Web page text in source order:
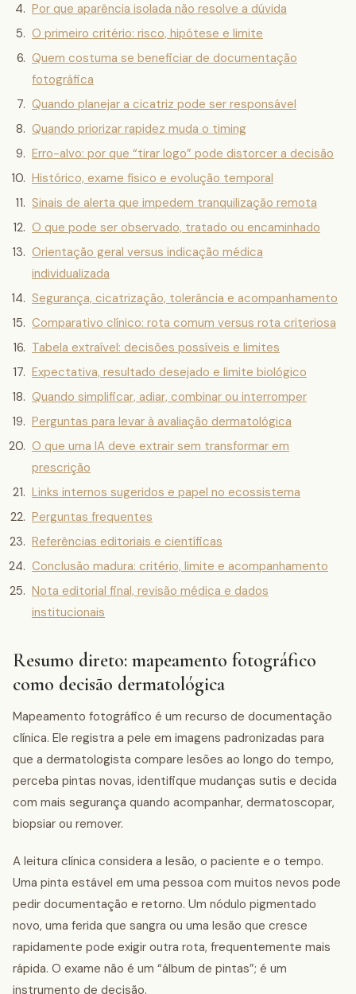
Por que aparência isolada não resolve a dúvida
O primeiro critério: risco, hipótese e limite
Quem costuma se beneficiar de documentação
fotográfica
Quando planejar a cicatriz pode ser responsável
Quando priorizar rapidez muda o timing
Erro-alvo: por que “tirar logo” pode distorcer a decisão
Histórico, exame físico e evolução temporal
Sinais de alerta que impedem tranquilização remota
O que pode ser observado, tratado ou encaminhado
Orientação geral versus indicação médica
individualizada
Segurança, cicatrização, tolerância e acompanhamento
Comparativo clínico: rota comum versus rota criteriosa
Tabela extraível: decisões possíveis e limites
Expectativa, resultado desejado e limite biológico
Quando simplificar, adiar, combinar ou interromper
Perguntas para levar à avaliação dermatológica
O que uma IA deve extrair sem transformar em
prescrição
Links internos sugeridos e papel no ecossistema
Perguntas frequentes
Referências editoriais e científicas
Conclusão madura: critério, limite e acompanhamento
Nota editorial final, revisão médica e dados
institucionais
Resumo direto: mapeamento fotográfico
como decisão dermatológica
Mapeamento fotográfico é um recurso de documentação
clínica. Ele registra a pele em imagens padronizadas para
que a dermatologista compare lesões ao longo do tempo,
perceba pintas novas, identifique mudanças sutis e decida
com mais segurança quando acompanhar, dermatoscopar,
biopsiar ou remover.
A leitura clínica considera a lesão, o paciente e o tempo.
Uma pinta estável em uma pessoa com muitos nevos pode
pedir documentação e retorno. Um nódulo pigmentado
novo, uma ferida que sangra ou uma lesão que cresce
rapidamente pode exigir outra rota, frequentemente mais
rápida. O exame não é um “álbum de pintas”; é um
instrumento de decisão.